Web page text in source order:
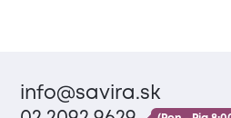
info@savira.sk